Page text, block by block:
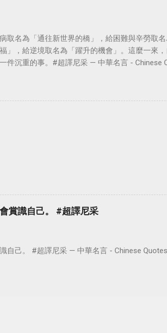
取名為「通往新世界的橋」，給困難與辛勞取
」，給逆境取名為「躍升的機會」。這麼一來
件沉重的事。#超譯尼采 — 中華名言 - Chinese
賞識自己。 #超譯尼采
自己。 #超譯尼采 — 中華名言 - Chinese